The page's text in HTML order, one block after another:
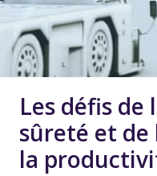
Les défis de
sûreté et
la